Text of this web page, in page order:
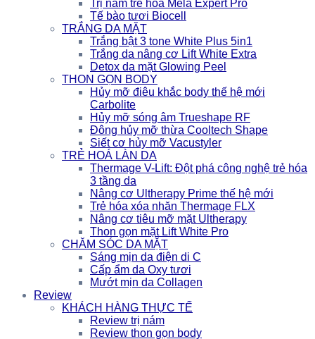
Trị nám trẻ hóa Mela Expert Pro
Tế bào tươi Biocell
TRẮNG DA MẶT
Trắng bật 3 tone White Plus 5in1
Trắng da nâng cơ Lift White Extra
Detox da mặt Glowing Peel
THON GỌN BODY
Hủy mỡ điêu khắc body thế hệ mới
Carbolite
Hủy mỡ sóng âm Trueshape RF
Đông hủy mỡ thừa Cooltech Shape
Siết cơ hủy mỡ Vacustyler
TRẺ HOÁ LÀN DA
Thermage V-Lift: Đột phá công nghệ trẻ hóa
3 tầng da
Nâng cơ Ultherapy Prime thế hệ mới
Trẻ hóa xóa nhăn Thermage FLX
Nâng cơ tiêu mỡ mặt Ultherapy
Thon gọn mặt Lift White Pro
CHĂM SÓC DA MẶT
Sáng mịn da điện di C
Cấp ẩm da Oxy tươi
Mướt mịn da Collagen
Review
KHÁCH HÀNG THỰC TẾ
Review trị nám
Review thon gọn body